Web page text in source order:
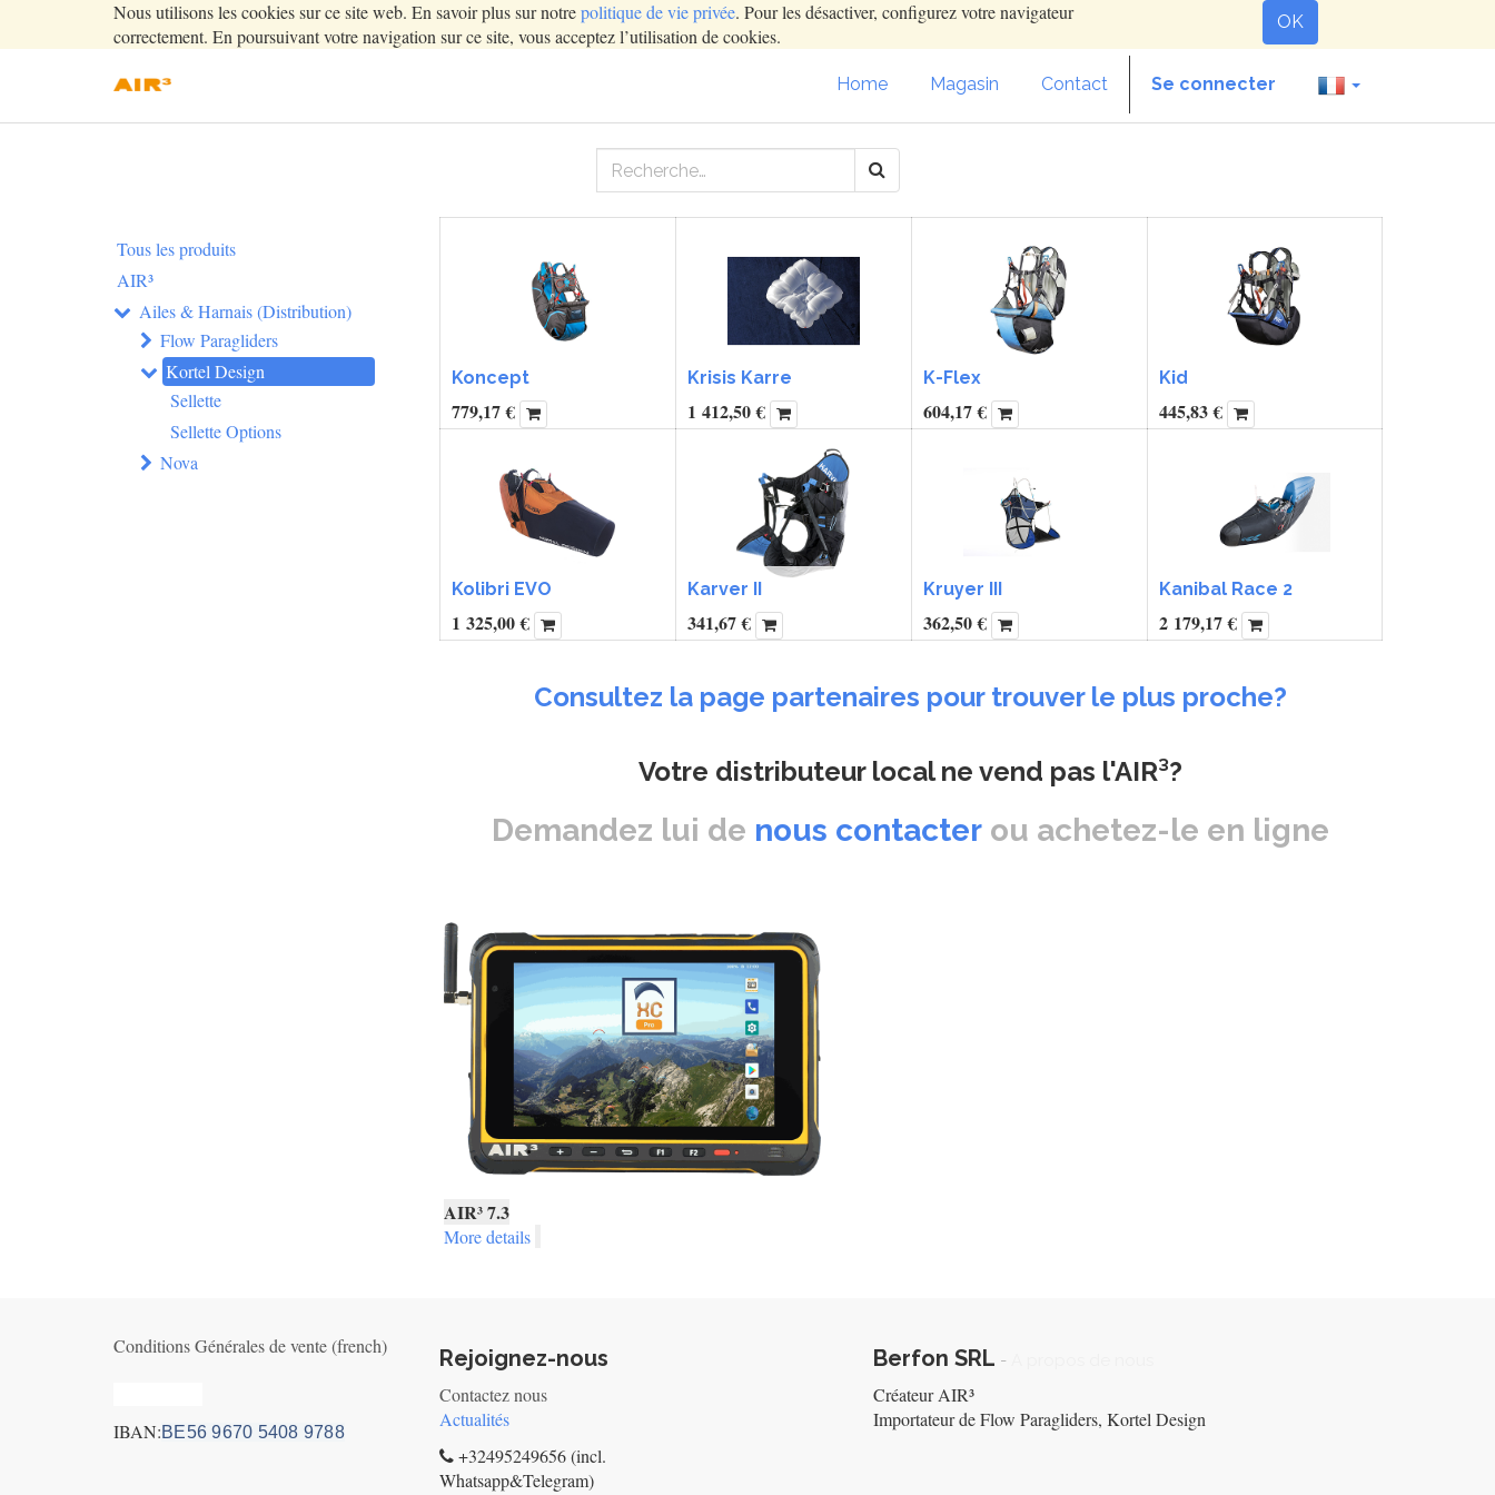
Nous utilisons les cookies sur ce site web. En savoir plus sur notrepolitique de vie privée. Pour les désactiver, configurez votre navigateur
correctement. En poursuivant votre navigation sur ce site, vous acceptez l’utilisation de cookies.
OK
Home Magasin Contact Se connecter
Tous les produits
AIR³
Ailes & Harnais (Distribution)
Flow Paragliders
Kortel Design
Sellette
Sellette Options
Nova
Koncept
779,17€
Krisis Karre
1 412,50€
K-Flex
604,17€
Kid
445,83€
Kolibri EVO
1 325,00€
Karver II
341,67€
Kruyer III
362,50€
Kanibal Race 2
2 179,17€
Consultez la page partenaires pour trouver le plus proche?
Votre distributeur local ne vend pas l'AIR³?
Demandez lui de nous contacterou achetez-le en ligne
AIR³ 7.3
More details
Conditions Générales de vente (french)
IBAN:BE56 9670 5408 9788
Rejoignez-nous
Contactez nous
Actualités
+32495249656 (incl.
Whatsapp&Telegram)
Berfon SRL -
Créateur AIR³
Importateur de Flow Paragliders, Kortel Design